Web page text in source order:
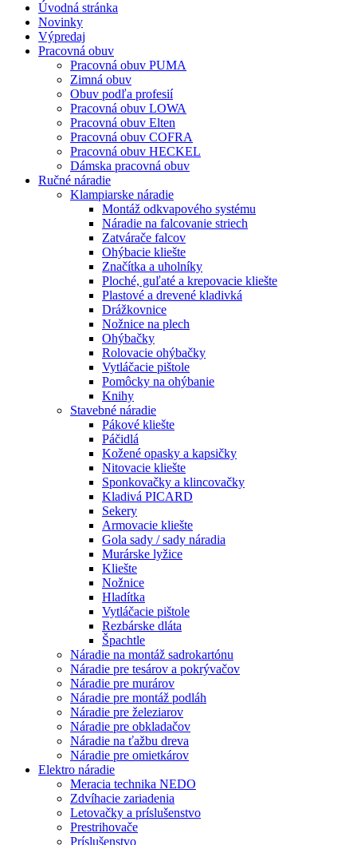
Úvodná stránka
Novinky
Výpredaj
Pracovná obuv
Pracovná obuv PUMA
Zimná obuv
Obuv podľa profesií
Pracovná obuv LOWA
Pracovná obuv Elten
Pracovná obuv COFRA
Pracovná obuv HECKEL
Dámska pracovná obuv
Ručné náradie
Klampiarske náradie
Montáž odkvapového systému
Náradie na falcovanie striech
Zatvárače falcov
Ohýbacie kliešte
Značítka a uholníky
Ploché, guľaté a krepovacie kliešte
Plastové a drevené kladivká
Drážkovnice
Nožnice na plech
Ohýbačky
Rolovacie ohýbačky
Vytláčacie pištole
Pomôcky na ohýbanie
Knihy
Stavebné náradie
Pákové kliešte
Páčidlá
Kožené opasky a kapsičky
Nitovacie kliešte
Sponkovačky a klincovačky
Kladivá PICARD
Sekery
Armovacie kliešte
Gola sady / sady náradia
Murárske lyžice
Kliešte
Nožnice
Hladítka
Vytláčacie pištole
Rezbárske dláta
Špachtle
Náradie na montáž sadrokartónu
Náradie pre tesárov a pokrývačov
Náradie pre murárov
Náradie pre montáž podláh
Náradie pre železiarov
Náradie pre obkladačov
Náradie na ťažbu dreva
Náradie pre omietkárov
Elektro náradie
Meracia technika NEDO
Zdvíhacie zariadenia
Letovačky a príslušenstvo
Prestrihovače
Príslušenstvo